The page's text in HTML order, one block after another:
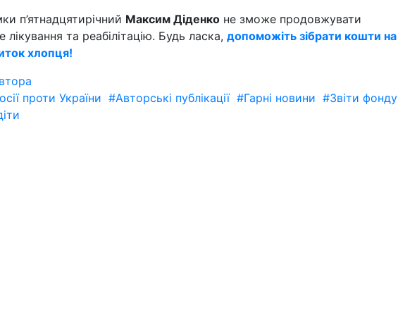
п’ятнадцятирічний Максим Діденко не зможе продовжувати
лікування та реабілітацію. Будь ласка, допоможіть зібрати кошти на
хлопця!
проти України #Авторські публікації #Гарні новини #Звіти фонду